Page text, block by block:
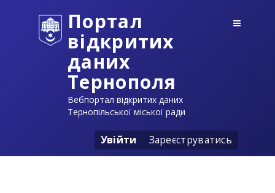
Портал
відкритих
даних
Тернополя
Вебпортал відкритих даних
Тернопільської міської ради
Увійти Зареєструватись